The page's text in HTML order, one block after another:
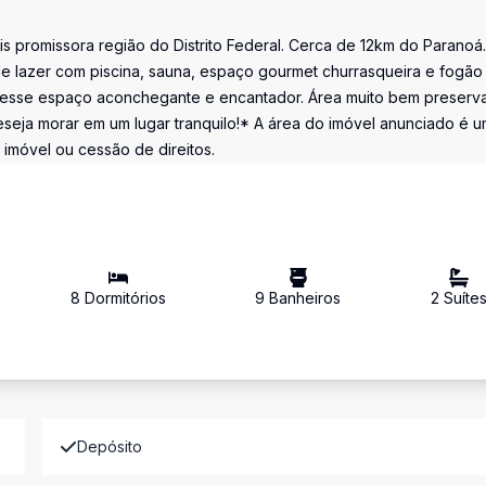
promissora região do Distrito Federal. Cerca de 12km do Paranoá.
com piscina, sauna, espaço gourmet churrasqueira e
espaço aconchegante e encantador. Área muito bem
morar em um lugar tranquilo!* A área do imóvel anunciado é
ou cessão de direitos.
8 Dormitórios 9 Banheiros 2 Suítes
Depósito